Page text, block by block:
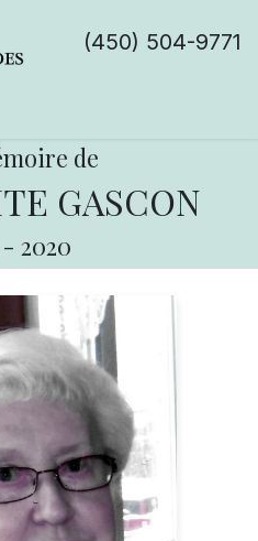
(450) 504-9771
de
GASCON
- 2020